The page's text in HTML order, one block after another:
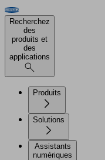
Recherchez
des
produits et
des
applications
Produits
Solutions
Assistants
numériques